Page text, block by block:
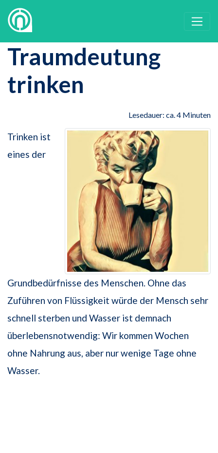
Traumdeutung
trinken
Lesedauer: ca. 4 Minuten
Trinken ist
eines der
Grundbedürfnisse des Menschen. Ohne das
Zuführen von Flüssigkeit würde der Mensch sehr
schnell sterben und Wasser ist demnach
überlebensnotwendig: Wir kommen Wochen
ohne Nahrung aus, aber nur wenige Tage ohne
Wasser.